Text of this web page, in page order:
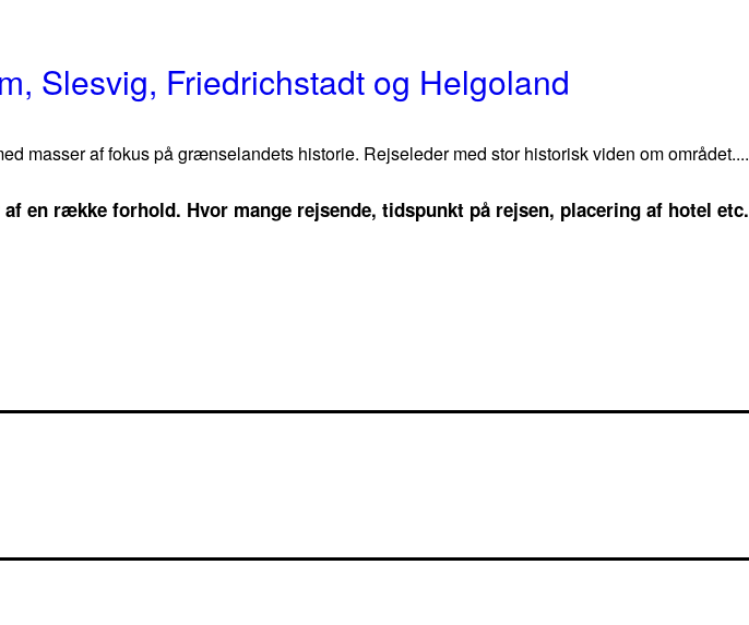
Slesvig, Friedrichstadt og Helgoland
masser af fokus på grænselandets historie. Rejseleder med stor historisk viden om området....
en række forhold. Hvor mange rejsende, tidspunkt på rejsen, placering af hotel etc.